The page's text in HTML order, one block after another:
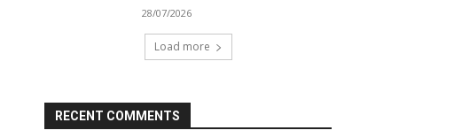
28/07/2026
Load more
RECENT COMMENTS